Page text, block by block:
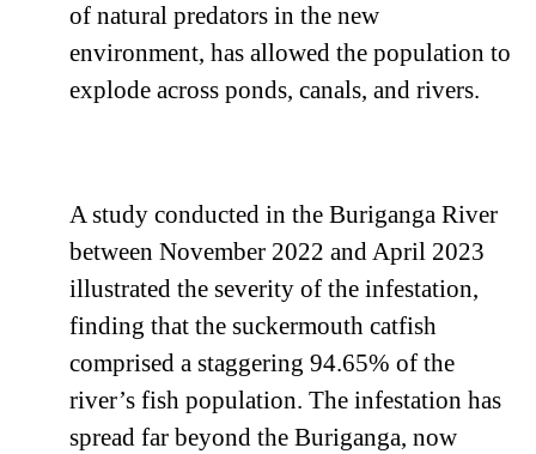
of natural predators in the new
environment, has allowed the population to
explode across ponds, canals, and rivers.
A study conducted in the Buriganga River
between November 2022 and April 2023
illustrated the severity of the infestation,
finding that the suckermouth catfish
comprised a staggering 94.65% of the
river’s fish population. The infestation has
spread far beyond the Buriganga, now